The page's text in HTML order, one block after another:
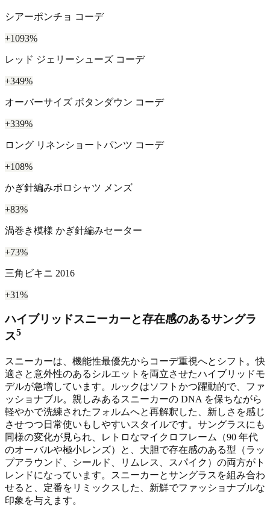
シアーポンチョ コーデ
+1093%
レッド ジェリーシューズ コーデ
+349%
オーバーサイズ ボタンダウン コーデ
+339%
ロング リネンショートパンツ コーデ
+108%
かぎ針編みポロシャツ メンズ
+83%
渦巻き模様 かぎ針編みセーター
+73%
三角ビキニ 2016
+31%
ハイブリッドスニーカーと存在感のあるサングラ
ス5
スニーカーは、機能性最優先からコーデ重視へとシフト。快
適さと意外性のあるシルエットを両立させたハイブリッドモ
デルが急増しています。ルックはソフトかつ躍動的で、ファ
ッショナブル。親しみあるスニーカーの DNA を保ちながら
軽やかで洗練されたフォルムへと再解釈した、新しさを感じ
させつつ日常使いもしやすいスタイルです。サングラスにも
同様の変化が見られ、レトロなマイクロフレーム（90 年代
のオーバルや極小レンズ）と、大胆で存在感のある型（ラッ
プアラウンド、シールド、リムレス、スパイク）の両方がト
レンドになっています。スニーカーとサングラスを組み合わ
せると、定番をリミックスした、新鮮でファッショナブルな
印象を与えます。